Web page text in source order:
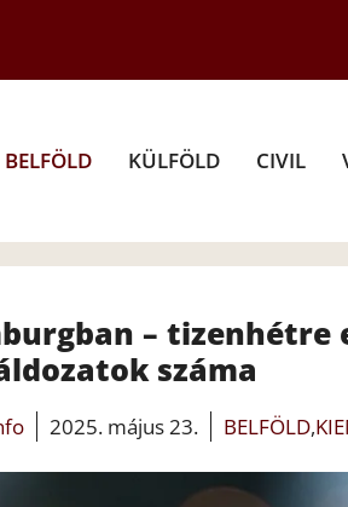
BELFÖLD KÜLFÖLD CIVIL
– tizenhétre
száma
2025. május 23. BELFÖLD,